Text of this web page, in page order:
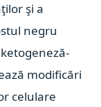
şi a
negru
modificări
celulare